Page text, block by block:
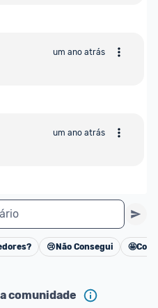
um ano atrás
um ano atrás
Cancelar
😢 Não Consegui 🤩
comunidade